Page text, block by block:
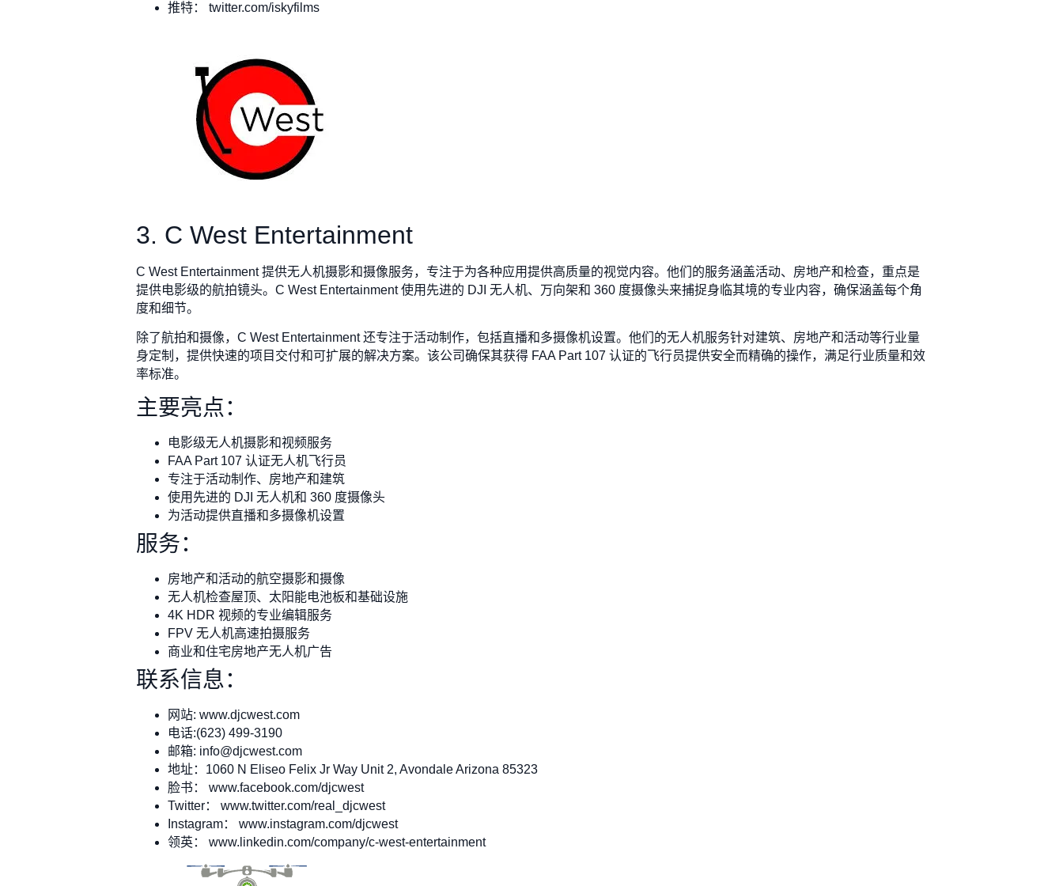
推特： twitter.com/iskyfilms
3. C West Entertainment
C West Entertainment 提供无人机摄影和摄像服务，专注于为各种应用提供高质量的视觉内容。他们的服务涵盖活动、房地产和检查，重点是
提供电影级的航拍镜头。C West Entertainment 使用先进的 DJI 无人机、万向架和 360 度摄像头来捕捉身临其境的专业内容，确保涵盖每个角
度和细节。
除了航拍和摄像，C West Entertainment 还专注于活动制作，包括直播和多摄像机设置。他们的无人机服务针对建筑、房地产和活动等行业量
身定制，提供快速的项目交付和可扩展的解决方案。该公司确保其获得 FAA Part 107 认证的飞行员提供安全而精确的操作，满足行业质量和效
率标准。
主要亮点：
电影级无人机摄影和视频服务
FAA Part 107 认证无人机飞行员
专注于活动制作、房地产和建筑
使用先进的 DJI 无人机和 360 度摄像头
为活动提供直播和多摄像机设置
服务：
房地产和活动的航空摄影和摄像
无人机检查屋顶、太阳能电池板和基础设施
4K HDR 视频的专业编辑服务
FPV 无人机高速拍摄服务
商业和住宅房地产无人机广告
联系信息：
网站: www.djcwest.com
电话:(623) 499-3190
邮箱: info@djcwest.com
地址：1060 N Eliseo Felix Jr Way Unit 2, Avondale Arizona 85323
脸书： www.facebook.com/djcwest
Twitter： www.twitter.com/real_djcwest
Instagram： www.instagram.com/djcwest
领英： www.linkedin.com/company/c-west-entertainment